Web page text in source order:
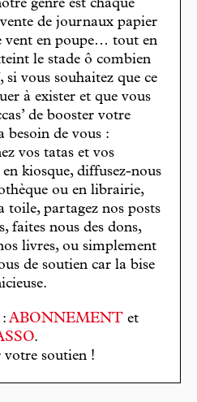
genre est chaque
de journaux papier
vent en poupe… tout en
le stade ô combien
vous souhaitez que ce
à exister et que vous
de booster votre
besoin de vous :
vos tatas et vos
kiosque, diffusez-nous
ou en librairie,
toile, partagez nos posts
faites nous des dons,
livres, ou simplement
de soutien car la bise
ABONNEMENT et
.
soutien !